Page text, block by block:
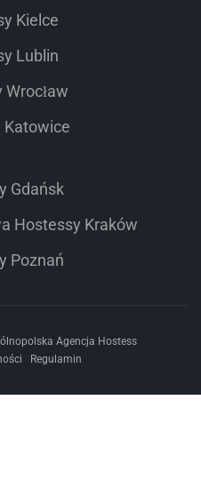
Kielce
Lublin
Katowice
Gdańsk
Hostessy Kraków
Poznań
Agencja Hostess
Regulamin